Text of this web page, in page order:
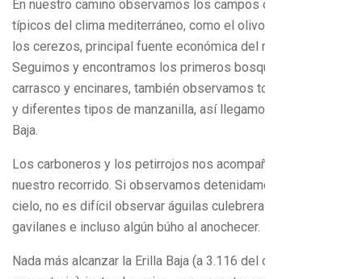
En nuestro camino observamos los campos de frutales
típicos del clima mediterráneo, como el olivo, el almendro y
los cerezos, principal fuente económica del municipio.
Seguimos y encontramos los primeros bosques de pino
carrasco y encinares, también observamos tomillos, romero
y diferentes tipos de manzanilla, así llegamos a la Erilla
Baja.
Los carboneros y los petirrojos nos acompañan en todo
nuestro recorrido. Si observamos detenidamente nuestro
cielo, no es difícil observar águilas culebreras, azores,
gavilanes e incluso algún búho al anochecer.
Nada más alcanzar la Erilla Baja (a 3.116 del cruce del